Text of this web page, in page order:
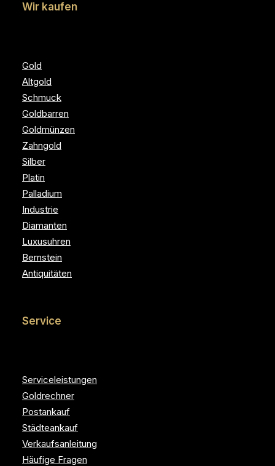
Wir kaufen
Gold
Altgold
Schmuck
Goldbarren
Goldmünzen
Zahngold
Silber
Platin
Palladium
Industrie
Diamanten
Luxusuhren
Bernstein
Antiquitäten
Service
Serviceleistungen
Goldrechner
Postankauf
Städteankauf
Verkaufsanleitung
Häufige Fragen